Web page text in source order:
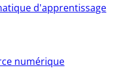
d'apprentissage
numérique